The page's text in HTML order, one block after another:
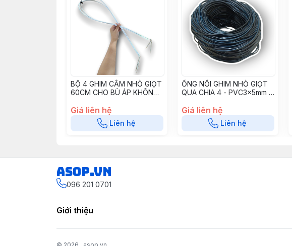
BỘ 4 GHIM CẮM NHỎ GIỌT
60CM CHO BÙ ÁP KHÔNG
Giá liên hệ
Liên hệ
ỐNG NỐI GHIM NHỎ GIỌT
QUA CHIA 4 - PVC3x5mm -
Giá liên hệ
Liên hệ
asop.vn
096 201 0701
Giới thiệu